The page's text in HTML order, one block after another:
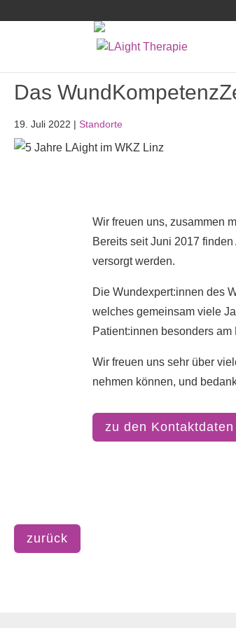
Das
19. Juli 2022 | Standorte
Wir freuen uns, zusammen
Bereits seit Juni 2017
versorgt werden.
Die Wundexpert:innen des
welches gemeinsam viele
Patient:innen besonders am
Wir freuen uns sehr über
nehmen können, und
zu den Kontaktdaten
zurück